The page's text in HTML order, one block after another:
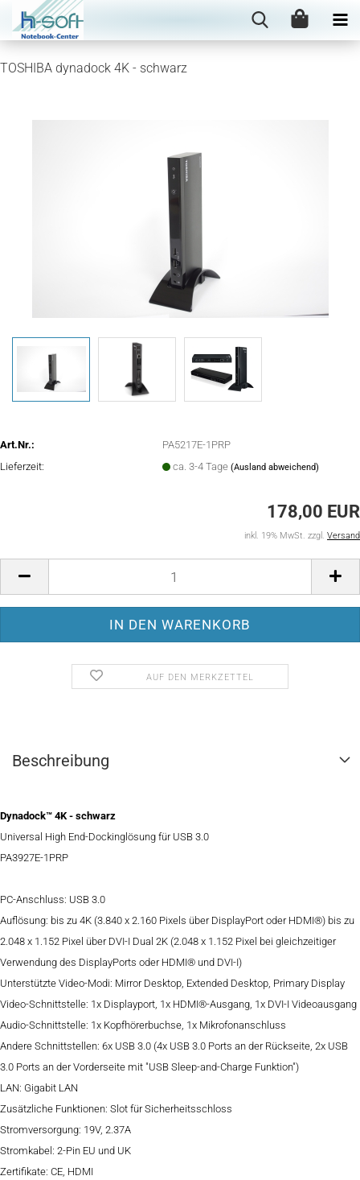
TOSHIBA dynadock 4K - schwarz
Art.Nr.:
PA5217E-1PRP
Lieferzeit:
ca. 3-4 Tage (Ausland abweichend)
178,00 EUR
inkl. 19% MwSt. zzgl. Versand
AUF DEN MERKZETTEL
Beschreibung
Dynadock™ 4K - schwarz
Universal High End-Dockinglösung für USB 3.0
PA3927E-1PRP
PC-Anschluss: USB 3.0
Auflösung: bis zu 4K (3.840 x 2.160 Pixels über DisplayPort oder HDMI®) bis zu
2.048 x 1.152 Pixel über DVI-I Dual 2K (2.048 x 1.152 Pixel bei gleichzeitiger
Verwendung des DisplayPorts oder HDMI® und DVI-I)
Unterstützte Video-Modi: Mirror Desktop, Extended Desktop, Primary Display
Video-Schnittstelle: 1x Displayport, 1x HDMI®-Ausgang, 1x DVI-I Videoausgang
Audio-Schnittstelle: 1x Kopfhörerbuchse, 1x Mikrofonanschluss
Andere Schnittstellen: 6x USB 3.0 (4x USB 3.0 Ports an der Rückseite, 2x USB
3.0 Ports an der Vorderseite mit "USB Sleep-and-Charge Funktion")
LAN: Gigabit LAN
Zusätzliche Funktionen: Slot für Sicherheitsschloss
Stromversorgung: 19V, 2.37A
Stromkabel: 2-Pin EU und UK
Zertifikate: CE, HDMI